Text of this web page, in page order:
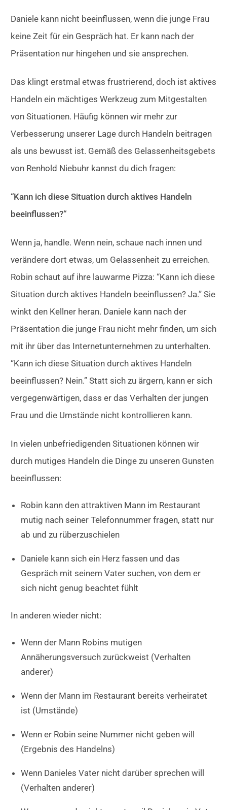
Daniele kann nicht beeinflussen, wenn die junge Frau
keine Zeit für ein Gespräch hat. Er kann nach der
Präsentation nur hingehen und sie ansprechen.
Das klingt erstmal etwas frustrierend, doch ist aktives
Handeln ein mächtiges Werkzeug zum Mitgestalten
von Situationen. Häufig können wir mehr zur
Verbesserung unserer Lage durch Handeln beitragen
als uns bewusst ist. Gemäß des Gelassenheitsgebets
von Renhold Niebuhr kannst du dich fragen:
“Kann ich diese Situation durch aktives Handeln
beeinflussen?“
Wenn ja, handle. Wenn nein, schaue nach innen und
verändere dort etwas, um Gelassenheit zu erreichen.
Robin schaut auf ihre lauwarme Pizza: “Kann ich diese
Situation durch aktives Handeln beeinflussen? Ja.” Sie
winkt den Kellner heran. Daniele kann nach der
Präsentation die junge Frau nicht mehr finden, um sich
mit ihr über das Internetunternehmen zu unterhalten.
“Kann ich diese Situation durch aktives Handeln
beeinflussen? Nein.” Statt sich zu ärgern, kann er sich
vergegenwärtigen, dass er das Verhalten der jungen
Frau und die Umstände nicht kontrollieren kann.
In vielen unbefriedigenden Situationen können wir
durch mutiges Handeln die Dinge zu unseren Gunsten
beeinflussen:
Robin kann den attraktiven Mann im Restaurant
mutig nach seiner Telefonnummer fragen, statt nur
ab und zu rüberzuschielen
Daniele kann sich ein Herz fassen und das
Gespräch mit seinem Vater suchen, von dem er
sich nicht genug beachtet fühlt
In anderen wieder nicht:
Wenn der Mann Robins mutigen
Annäherungsversuch zurückweist (Verhalten
anderer)
Wenn der Mann im Restaurant bereits verheiratet
ist (Umstände)
Wenn er Robin seine Nummer nicht geben will
(Ergebnis des Handelns)
Wenn Danieles Vater nicht darüber sprechen will
(Verhalten anderer)